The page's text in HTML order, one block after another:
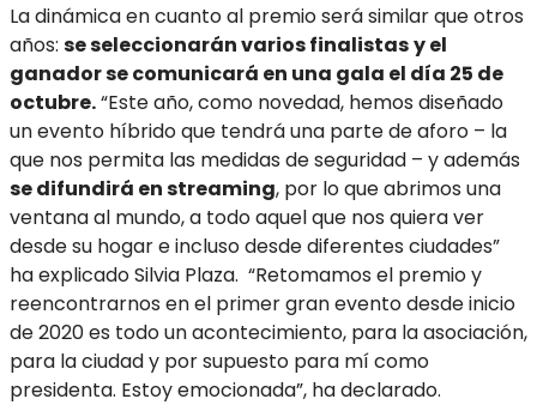
La dinámica en cuanto al premio será similar que otros
años: se seleccionarán varios finalistasy el
ganador se comunicará en una gala el día 25 de
octubre.“Este año, como novedad, hemos diseñado
un evento híbrido que tendrá una parte de aforo – la
que nos permita las medidas de seguridad – y además
se difundirá en streaming, por lo que abrimos una
ventana al mundo, a todo aquel que nos quiera ver
desde su hogar e incluso desde diferentes ciudades”
ha explicado Silvia Plaza. “Retomamos el premio y
reencontrarnos en el primer gran evento desde inicio
de 2020 es todo un acontecimiento, para la asociación,
para la ciudad y por supuesto para mí como
presidenta. Estoy emocionada”, ha declarado.